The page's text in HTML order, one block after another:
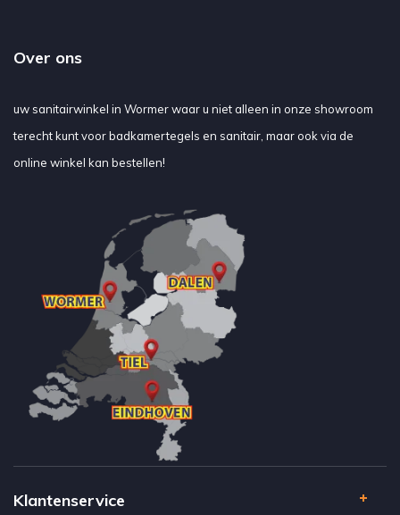
Over ons
uw sanitairwinkel in Wormer waar u niet alleen in onze showroom
terecht kunt voor badkamertegels en sanitair, maar ook via de
online winkel kan bestellen!
Klantenservice